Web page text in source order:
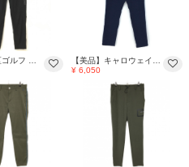
【美品】23区ゴルフ パンツ 黒 ウエストゴム・調整紐 ストレッチ 薄手 メンズ M ゴルフウェア 23区
【美品】キャロウェイ レッドレーベル パンツ ネイビー 総柄地模様 メンズ LL ゴルフウェア Callaway
¥ 6,050